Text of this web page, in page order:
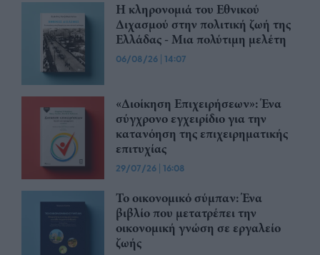
Η κληρονομιά του Εθνικού
Διχασμού στην πολιτική ζωή της
Ελλάδας - Μια πολύτιμη μελέτη
06/08/26 | 14:07
«Διοίκηση Επιχειρήσεων»: Ένα
σύγχρονο εγχειρίδιο για την
κατανόηση της επιχειρηματικής
επιτυχίας
29/07/26 | 16:08
Το οικονομικό σύμπαν: Ένα
βιβλίο που μετατρέπει την
οικονομική γνώση σε εργαλείο
ζωής